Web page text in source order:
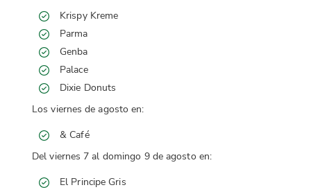
Krispy Kreme
Parma
Genba
Palace
Dixie Donuts
Los viernes de agosto en:
& Café
Del viernes 7 al domingo 9 de agosto en:
El Principe Gris